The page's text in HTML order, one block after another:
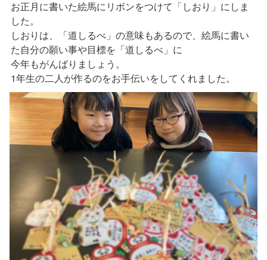
お正月に書いた絵馬にリボンをつけて「しおり」にしま
した。
しおりは、「道しるべ」の意味もあるので、絵馬に書い
た自分の願い事や目標を「道しるべ」に
今年もがんばりましょう。
1年生の二人が作るのをお手伝いをしてくれました。